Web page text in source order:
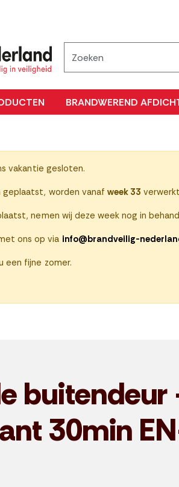
BRANDWEREND
vakantie gesloten.
geplaatst, worden vanaf week 33
nemen wij deze week nog in
ons op via info@brandveilig-
een fijne zomer.
30min